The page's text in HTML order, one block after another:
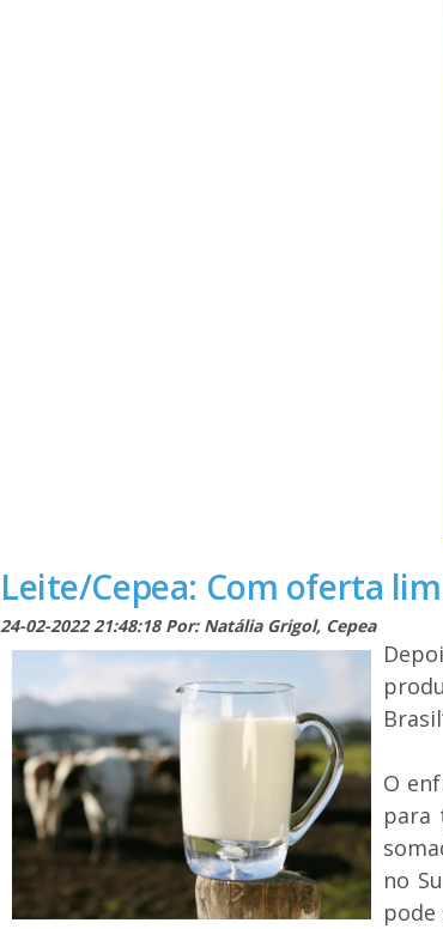
Leite/Cepea: Com oferta
24-02-2022 21:48:18 Por: Natália Grigol, Cepea
O
para
no